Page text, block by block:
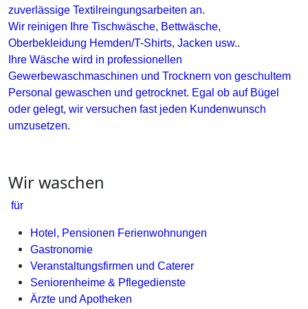
zuverlässige Textilreingungsarbeiten an.
Wir reinigen Ihre Tischwäsche, Bettwäsche,
Oberbekleidung Hemden/T-Shirts, Jacken usw..
Ihre Wäsche wird in professionellen
Gewerbewaschmaschinen und Trocknern von geschultem
Personal gewaschen und getrocknet. Egal ob auf Bügel
oder gelegt, wir versuchen fast jeden Kundenwunsch
umzusetzen.
Wir waschen
für
Hotel, Pensionen Ferienwohnungen
Gastronomie
Veranstaltungsfirmen und Caterer
Seniorenheime & Pflegedienste
Ärzte und Apotheken